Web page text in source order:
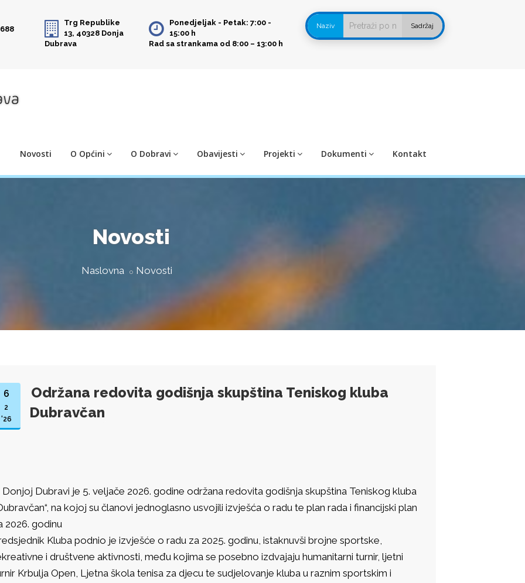
Trg Republike
13, 40328 Donja
Dubrava
Ponedjeljak - Petak: 7:00 -
15:00 h
Rad sa strankama od 8:00 – 13:00 h
Naziv Sadržaj
Novosti O Općini O Dobravi Obavijesti Projekti Dokumenti Kontakt
Novosti
Naslovna Novosti
6
2
'26
Održana redovita godišnja skupština Teniskog kluba
Dubravčan
Donjoj Dubravi je 5. veljače 2026. godine održana redovita godišnja skupština Teniskog kluba
na kojoj su članovi jednoglasno usvojili izvješća o radu te plan rada i financijski plan
2026. godinu
Kluba podnio je izvješće o radu za 2025. godinu, istaknuvši brojne sportske,
i društvene aktivnosti, među kojima se posebno izdvajaju humanitarni turnir, ljetni
Krbulja Open, Ljetna škola tenisa za djecu te sudjelovanje kluba u raznim sportskim i